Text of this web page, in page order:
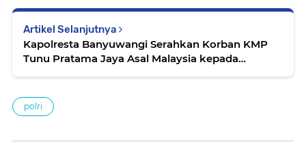
Artikel Selanjutnya
Kapolresta Banyuwangi Serahkan Korban KMP
Tunu Pratama Jaya Asal Malaysia kepada
polri